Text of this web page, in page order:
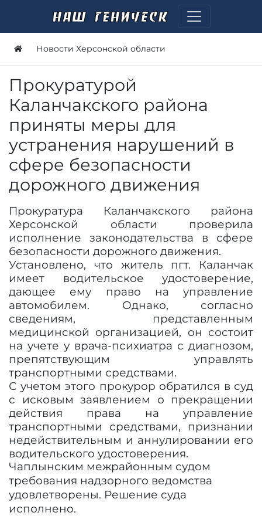
Новости Херсонской области
Прокуратурой
Каланчакского района
приняты меры для
устранения нарушений в
сфере безопасности
дорожного движения
Прокуратура Каланчакского района
Херсонской области проверила
исполнение законодательства в сфере
безопасности дорожного движения.
Установлено, что житель пгт. Каланчак
имеет водительское удостоверение,
дающее ему право на управление
автомобилем. Однако, согласно
сведениям, представленным
медицинской организацией, он состоит
на учете у врача-психиатра с диагнозом,
препятствующим управлять
транспортными средствами.
С учетом этого прокурор обратился в суд
с исковым заявлением о прекращении
действия права на управление
транспортными средствами, признании
недействительным и аннулировании его
водительского удостоверения.
Чаплынским межрайонным судом
требования надзорного ведомства
удовлетворены. Решение суда
исполнено.